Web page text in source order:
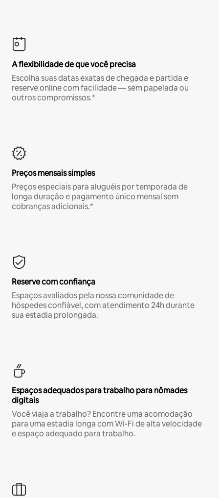
A flexibilidade de que você precisa
Escolha suas datas exatas de chegada e partida e
reserve online com facilidade — sem papelada ou
outros compromissos.*
Preços mensais simples
Preços especiais para aluguéis por temporada de
longa duração e pagamento único mensal sem
cobranças adicionais.*
Reserve com confiança
Espaços avaliados pela nossa comunidade de
hóspedes confiável, com atendimento 24h durante
sua estadia prolongada.
Espaços adequados para trabalho para nômades
digitais
Você viaja a trabalho? Encontre uma acomodação
para uma estadia longa com Wi-Fi de alta velocidade
e espaço adequado para trabalho.